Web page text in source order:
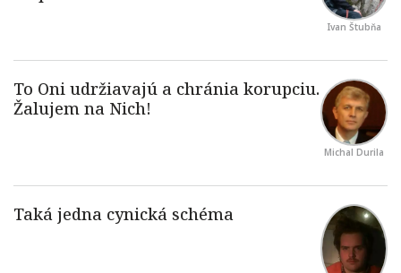
Ivan Štubňa
Michal Durila